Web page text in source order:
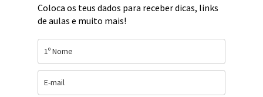
Coloca os teus dados para receber dicas, links
de aulas e muito mais!